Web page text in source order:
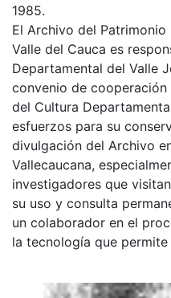
1985.
El Archivo del
Valle del Cauca es
Departamental del Valle
convenio de
del Cultura
esfuerzos para su
divulgación del Archivo
Vallecaucana,
investigadores que
su uso y consulta
un colaborador en el
la tecnología que